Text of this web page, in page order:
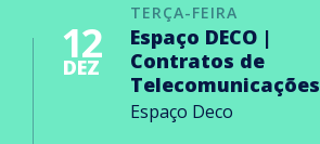
TERÇA-FEIRA
12
DEZ
Espaço DECO |
Contratos de
Telecomunicações
Espaço Deco